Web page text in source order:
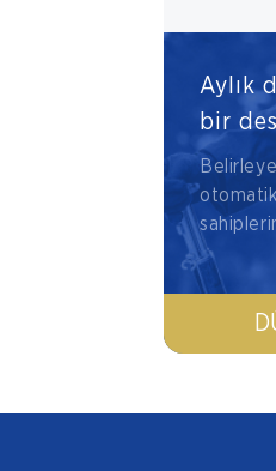
Aylık
bir